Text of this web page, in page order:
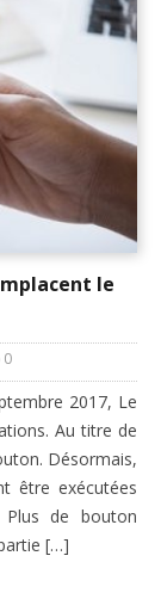
le
0
2017, Le
Au titre de
Désormais,
être exécutées
de bouton
[…]